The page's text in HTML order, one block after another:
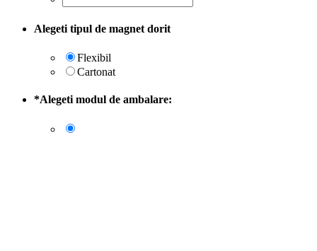
Alegeti tipul de magnet dorit
Flexibil
Cartonat
*Alegeti modul de ambalare: